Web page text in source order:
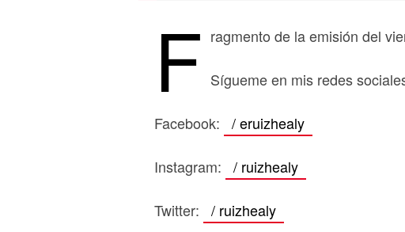
F ragmento de la emisión del
Sígueme en mis redes
Facebook: / eruizhealy
Instagram: / ruizhealy
Twitter: / ruizhealy